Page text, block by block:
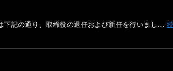
記の通り、取締役の退任および新任を行いまし…